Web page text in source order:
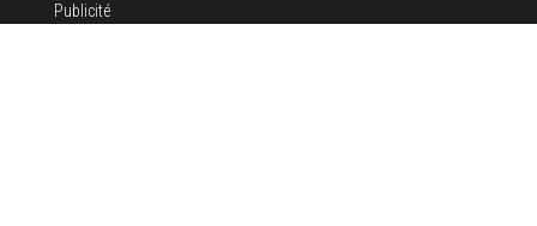
Publicité